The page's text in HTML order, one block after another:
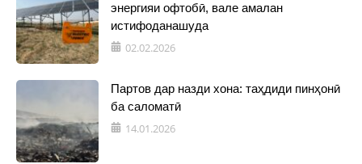
энергияи офтобӣ, вале амалан
истифоданашуда
02.02.2026
Партов дар назди хона: таҳдиди пинҳонӣ
ба саломатӣ
14.01.2026